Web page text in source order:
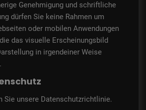
Genehmigung und schriftliche
dürfen Sie keine Rahmen um
oder mobilen Anwendungen
das visuelle Erscheinungsbild
in irgendeiner Weise
Sie unsere Datenschutzrichtlinie.